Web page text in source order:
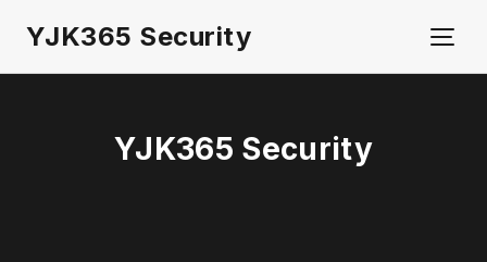
YJK365 Security
YJK365 Security